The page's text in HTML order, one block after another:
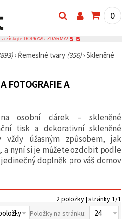
0
a získejte DOPRAVU ZDARMA!
› Řemeslné tvary (356)› Skleněné
FOTOGRAFIE A
osobní dárek – skleněné
tisk a dekorativní skleněné
vždy úžasným způsobem, jak
a nyní si je můžete ozdobit podle
doplněk pro váš domov
2 položky | stránky 1/1
Položky na stránku: